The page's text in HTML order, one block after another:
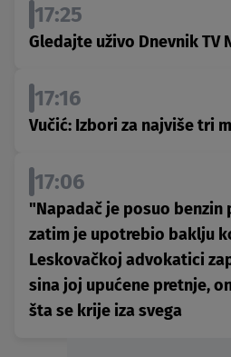
17:25
Gledajte uživo Dnevnik TV
17:16
Vučić: Izbori za najviše tri
17:06
"Napadač je posuo benzin
zatim je upotrebio baklju
Leskovačkoj advokatici
sina joj upućene pretnje,
šta se krije iza svega